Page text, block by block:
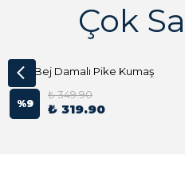
Çok
Açık Bej Damalı Pike Kumaş
%9
₺ 349.90
₺ 319.90